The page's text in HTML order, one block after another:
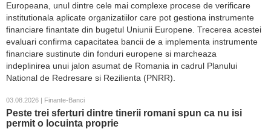
Europeana, unul dintre cele mai complexe procese de verificare
institutionala aplicate organizatiilor care pot gestiona instrumente
financiare finantate din bugetul Uniunii Europene. Trecerea acestei
evaluari confirma capacitatea bancii de a implementa instrumente
financiare sustinute din fonduri europene si marcheaza
indeplinirea unui jalon asumat de Romania in cadrul Planului
National de Redresare si Rezilienta (PNRR).
03.08.2026 | Finante-Banci
Peste trei sferturi dintre tinerii romani spun ca nu isi
permit o locuinta proprie